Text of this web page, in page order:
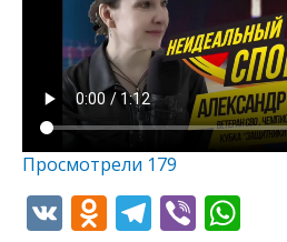
Просмотрели 179
V O T Vi